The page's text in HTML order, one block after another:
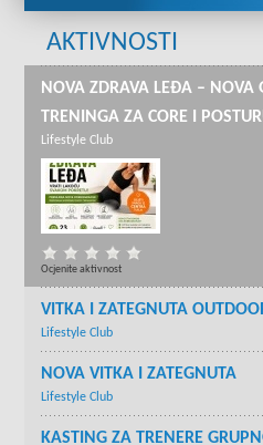
AKTIVNOSTI
NOVA ZDRAVA LEĐA – NOVA
TRENINGA ZA CORE I
Lifestyle Club
Ocjenite aktivnost
VITKA I ZATEGNUTA
Lifestyle Club
NOVA VITKA I ZATEGNUTA
Lifestyle Club
KASTING ZA TRENERE